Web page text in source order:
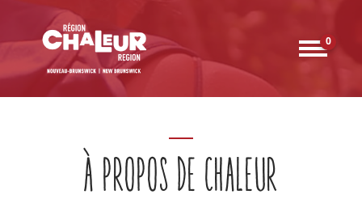
0
À PROPOS DE CHALEUR